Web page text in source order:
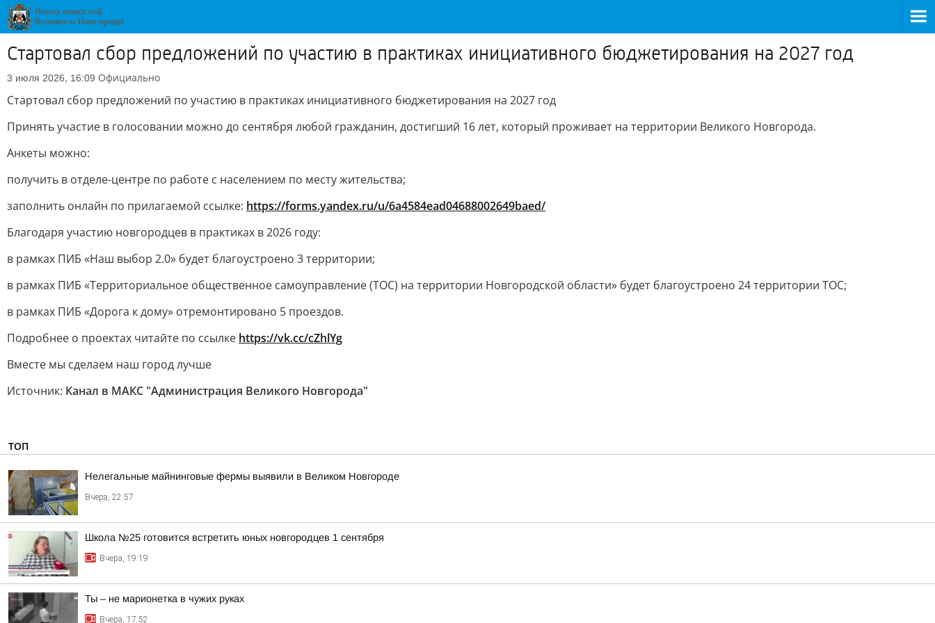
Стартовал сбор предложений по участию в практиках инициативного бюджетирования на 2027 год
3 июля 2026, 16:09 Официально
Стартовал сбор предложений по участию в практиках инициативного бюджетирования на 2027 год
Принять участие в голосовании можно до сентября любой гражданин, достигший 16 лет, который проживает на территории Великого Новгорода.
Анкеты можно:
получить в отделе-центре по работе с населением по месту жительства;
заполнить онлайн по прилагаемой ссылке: https://forms.yandex.ru/u/6a4584ead04688002649baed/
Благодаря участию новгородцев в практиках в 2026 году:
в рамках ПИБ «Наш выбор 2.0» будет благоустроено 3 территории;
в рамках ПИБ «Территориальное общественное самоуправление (ТОС) на территории Новгородской области» будет благоустроено 24 территории ТОС;
в рамках ПИБ «Дорога к дому» отремонтировано 5 проездов.
Подробнее о проектах читайте по ссылке https://vk.cc/cZhlYg
Вместе мы сделаем наш город лучше
Источник: Канал в МАКС "Администрация Великого Новгорода"
ТОП
Нелегальные майнинговые фермы выявили в Великом Новгороде
Вчера, 22:57
Школа №25 готовится встретить юных новгородцев 1 сентября
Вчера, 19:19
Ты – не марионетка в чужих руках
Вчера, 17:52